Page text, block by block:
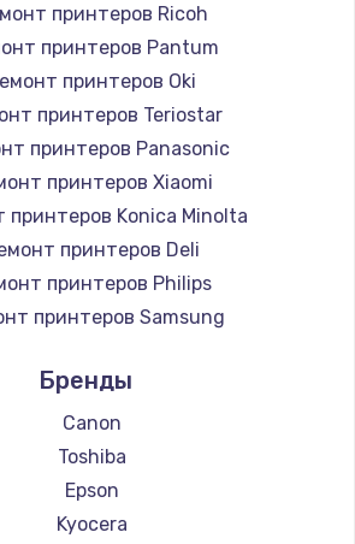
принтеров Ricoh
принтеров Pantum
принтеров Oki
принтеров Teriostar
принтеров Panasonic
принтеров Xiaomi
принтеров Konica Minolta
принтеров Deli
принтеров Philips
принтеров Samsung
принтеров Lexmark
принтеров Sharp
принтеров TSC
принтеров Fujitsu
принтеров Godex
Бренды
Canon
Toshiba
Epson
Kyocera